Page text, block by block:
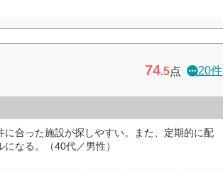
74.5点 20件
合った施設が探しやすい。また、定期的に配
なる。（40代／男性）